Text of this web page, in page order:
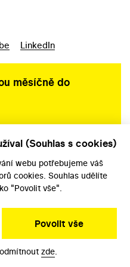
LinkedIn
měsíčně do
(Souhlas s cookies)
webu potřebujeme váš
cookies. Souhlas udělíte
"Povolit vše".
Povolit vše
zde